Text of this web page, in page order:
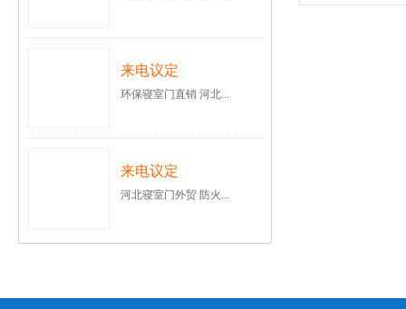
来电议定
环保寝室门直销 河北...
来电议定
河北寝室门外贸 防火...